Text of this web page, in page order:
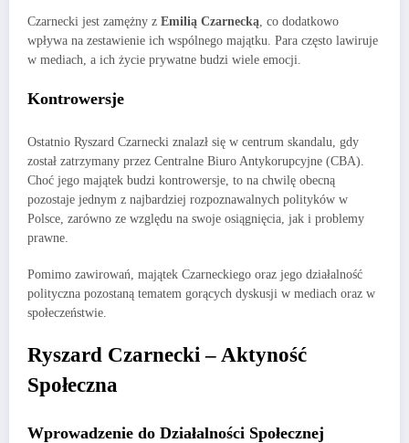
Czarnecki jest zamężny z Emilią Czarnecką, co dodatkowo
wpływa na zestawienie ich wspólnego majątku. Para często lawiruje
w mediach, a ich życie prywatne budzi wiele emocji.
Kontrowersje
Ostatnio Ryszard Czarnecki znalazł się w centrum skandalu, gdy
został zatrzymany przez Centralne Biuro Antykorupcyjne (CBA).
Choć jego majątek budzi kontrowersje, to na chwilę obecną
pozostaje jednym z najbardziej rozpoznawalnych polityków w
Polsce, zarówno ze względu na swoje osiągnięcia, jak i problemy
prawne.
Pomimo zawirowań, majątek Czarneckiego oraz jego działalność
polityczna pozostaną tematem gorących dyskusji w mediach oraz w
społeczeństwie.
Ryszard Czarnecki – Aktyność
Społeczna
Wprowadzenie do Działalności Społecznej